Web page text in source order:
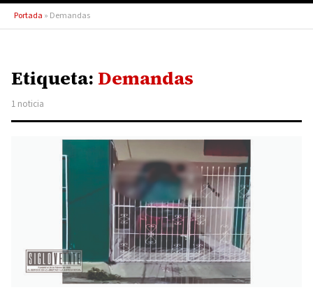
Portada » Demandas
Etiqueta: Demandas
1 noticia